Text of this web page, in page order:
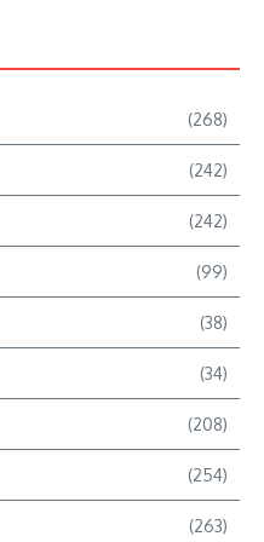
(268)
(242)
(242)
(99)
(38)
(34)
(208)
(254)
(263)